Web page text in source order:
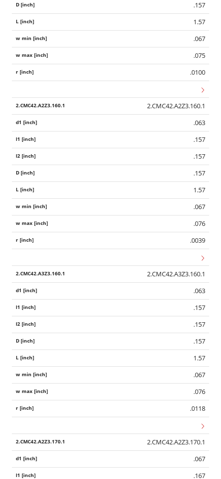
.157
1.57
.067
.075
.0100
2.CMC42.A2Z3.160.1
.063
.157
.157
.157
1.57
.067
.076
.0039
2.CMC42.A3Z3.160.1
.063
.157
.157
.157
1.57
.067
.076
.0118
2.CMC42.A2Z3.170.1
.067
.167